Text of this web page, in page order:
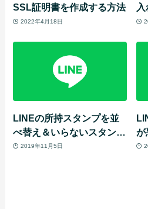
SSL証明書を作成する方法
2022年4月18日
更
LINEの所持スタンプを並
べ替え＆いらないスタンプ
を削除して使いやすく整理
2019年11月5日
が